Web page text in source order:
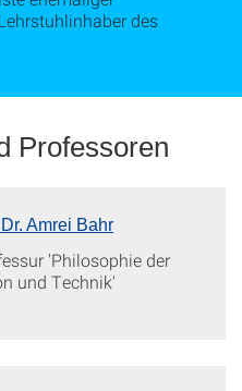
des
Professoren
Amrei Bahr
'Philosophie der
und Technik'